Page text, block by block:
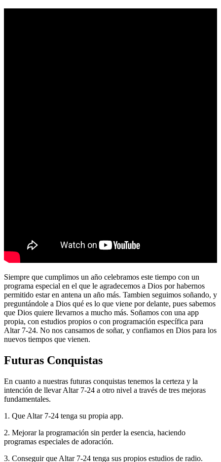
Siempre que cumplimos un año celebramos este tiempo con un
programa especial en el que le agradecemos a Dios por habernos
permitido estar en antena un año más. Tambien seguimos soñando, y
preguntándole a Dios qué es lo que viene por delante, pues sabemos
que Dios quiere llevarnos a mucho más. Soñamos con una app
propia, con estudios propios o con programación específica para
Altar 7-24. No nos cansamos de soñar, y confiamos en Dios para los
nuevos tiempos que vienen.
Futuras Conquistas
En cuanto a nuestras futuras conquistas tenemos la certeza y la
intención de llevar Altar 7-24 a otro nivel a través de tres mejoras
fundamentales.
1. Que Altar 7-24 tenga su propia app.
2. Mejorar la programación sin perder la esencia, haciendo
programas especiales de adoración.
3. Conseguir que Altar 7-24 tenga sus propios estudios de radio.